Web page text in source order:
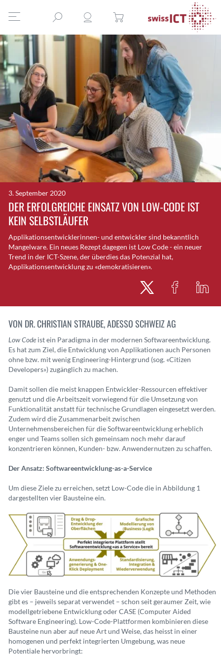
3. September 2020
DER ERFOLGREICHE EINSATZ VON LOW-CODE IST
KEIN SELBSTLÄUFER
Applikationsentwicklerinnen- und entwickler sind bekanntlich
Mangelware. Ein neues Rezept dagegen ist Low Code - ein neuer
Trend in der ICT-Szene, der überdies das Potenzial hat,
Applikationsentwicklung zu «demokratisieren».
VON DR. CHRISTIAN STRAUBE, ADESSO SCHWEIZ AG
Low Code ist ein Paradigma in der modernen Softwareentwicklung.
Es hat zum Ziel, die Entwicklung von Applikationen auch Personen
ohne bzw. mit wenig Engineering-Hintergrund (sog. «Citizen
Developers») zugänglich zu machen.
Damit sollen die meist knappen Entwickler-Ressourcen effektiver
genutzt und die Arbeitszeit vorwiegend für die Umsetzung von
Funktionalität anstatt für technische Grundlagen eingesetzt werden.
Zudem wird die Zusammenarbeit zwischen
Unternehmensbereichen für die Softwareentwicklung erheblich
enger und Teams sollen sich gemeinsam noch mehr darauf
konzentrieren können, Kunden- bzw. Anwendernutzen zu schaffen.
Der Ansatz: Softwareentwicklung-as-a-Service
Um diese Ziele zu erreichen, setzt Low-Code die in Abbildung 1
dargestellten vier Bausteine ein.
Die vier Bausteine und die entsprechenden Konzepte und Methoden
gibt es – jeweils separat verwendet – schon seit geraumer Zeit, wie
modellgetriebene Entwicklung oder CASE (Computer Aided
Software Engineering). Low-Code-Plattformen kombinieren diese
Bausteine nun aber auf neue Art und Weise, das heisst in einer
homogenen und perfekt integrierten Umgebung, was neue
Potentiale hervorbringt: